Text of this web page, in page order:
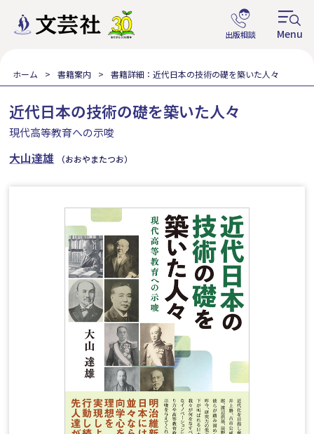
ホーム 書籍案内 書籍詳細：近代日本の技術の礎を築いた人々
近代日本の技術の礎を築いた人々
現代高等教育への示唆
大山達雄 （おおやまたつお）